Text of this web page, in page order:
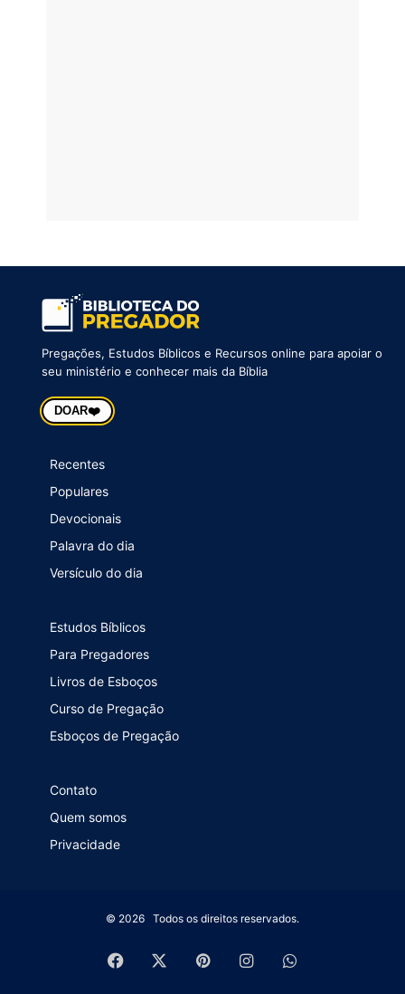
Pregações, Estudos Bíblicos e Recursos online para apoiar o
seu ministério e conhecer mais da Bíblia
DOAR❤️
Recentes
Populares
Devocionais
Palavra do dia
Versículo do dia
Estudos Bíblicos
Para Pregadores
Livros de Esboços
Curso de Pregação
Esboços de Pregação
Contato
Quem somos
Privacidade
© 2026 Todos os direitos reservados.
Facebook PinterestInstagramWhatsApp